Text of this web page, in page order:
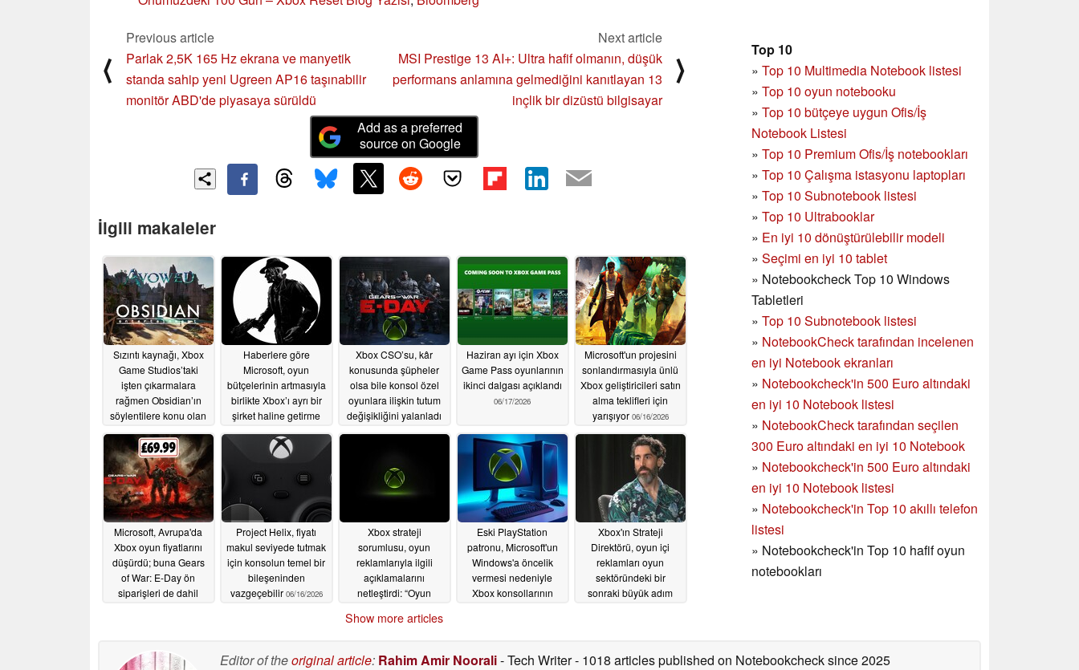
Top 10
» Top 10 Multimedia Notebook listesi
» Top 10 oyun notebooku
» Top 10 bütçeye uygun Ofis/İş
Notebook Listesi
» Top 10 Premium Ofis/İş notebookları
» Top 10 Çalışma istasyonu laptopları
» Top 10 Subnotebook listesi
» Top 10 Ultrabooklar
» En iyi 10 dönüştürülebilir modeli
» Seçimi en iyi 10 tablet
» Notebookcheck Top 10 Windows
Tabletleri
» Top 10 Subnotebook listesi
» NotebookCheck tarafından incelenen
en iyi Notebook ekranları
» Notebookcheck'in 500 Euro altındaki
en iyi 10 Notebook listesi
» NotebookCheck tarafından seçilen
300 Euro altındaki en iyi 10 Notebook
» Notebookcheck'in 500 Euro altındaki
en iyi 10 Notebook listesi
» Notebookcheck'in Top 10 akıllı telefon
listesi
» Notebookcheck'in Top 10 hafif oyun
notebookları
⟨
Previous article
Parlak 2,5K 165 Hz ekrana ve manyetik
standa sahip yeni Ugreen AP16 taşınabilir
monitör ABD'de piyasaya sürüldü
Next article
MSI Prestige 13 AI+: Ultra hafif olmanın, düşük
performans anlamına gelmediğini kanıtlayan 13
inçlik bir dizüstü bilgisayar
⟩
Add as a preferred
source on Google
İlgili makaleler
Sızıntı kaynağı, Xbox
Game Studios’taki
işten çıkarmalara
rağmen Obsidian’ın
söylentilere konu olan
güvende olduğunu
belirtiyor06/18/2026
Haberlere göre
Microsoft, oyun
bütçelerinin artmasıyla
birlikte Xbox’ı ayrı bir
şirket haline getirme
değerlendiriyor
06/17/2026
Xbox CSO’su, kâr
konusunda şüpheler
olsa bile konsol özel
oyunlara ilişkin tutum
değişikliğini yalanladı
06/17/2026
Haziran ayı için Xbox
Game Pass oyunlarının
ikinci dalgası açıklandı
06/17/2026
Microsoft'un projesini
sonlandırmasıyla ünlü
Xbox geliştiricileri satın
alma teklifleri için
yarışıyor 06/16/2026
Microsoft, Avrupa'da
Xbox oyun fiyatlarını
düşürdü; buna Gears
of War: E-Day ön
siparişleri de dahil
Project Helix, fiyatı
makul seviyede tutmak
için konsolun temel bir
bileşeninden
vazgeçebilir 06/16/2026
Xbox strateji
sorumlusu, oyun
reklamlarıyla ilgili
açıklamalarını
netleştirdi: “Oyun
uğratmak kötü olur”
Eski PlayStation
patronu, Microsoft'un
Windows'a öncelik
vermesi nedeniyle
Xbox konsollarının
Xbox'ın Strateji
Direktörü, oyun içi
reklamları oyun
sektöründeki bir
sonraki büyük adım
Show more articles
Editor of theoriginal article: Rahim Amir Noorali- Tech Writer- 1018 articles published on Notebookchecksince 2025